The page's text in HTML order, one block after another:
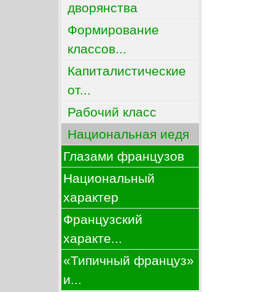
дворянства
Формирование
классов...
Капиталистические
от...
Рабочий класс
Национальная иедя
Глазами французов
Национальный
характер
Французский
характе...
«Типичный француз»
и...